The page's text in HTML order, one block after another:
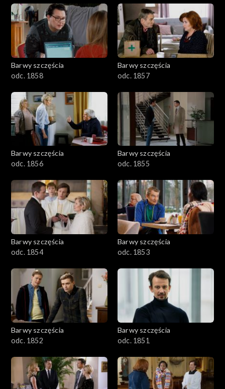
Barwy szczęścia
odc. 1858
Barwy szczęścia
odc. 1857
Barwy szczęścia
odc. 1856
Barwy szczęścia
odc. 1855
Barwy szczęścia
odc. 1854
Barwy szczęścia
odc. 1853
Barwy szczęścia
odc. 1852
Barwy szczęścia
odc. 1851